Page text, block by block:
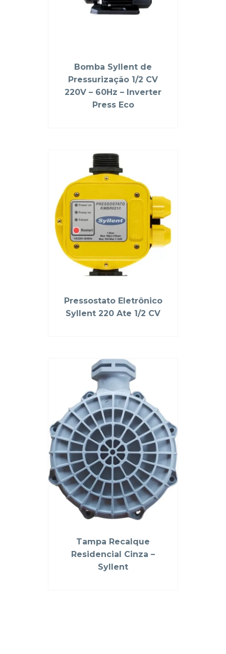
Bomba Syllent de
Pressurização 1/2 CV
220V – 60Hz – Inverter
Press Eco
Pressostato Eletrônico
Syllent 220 Ate 1/2 CV
Tampa Recalque
Residencial Cinza –
Syllent